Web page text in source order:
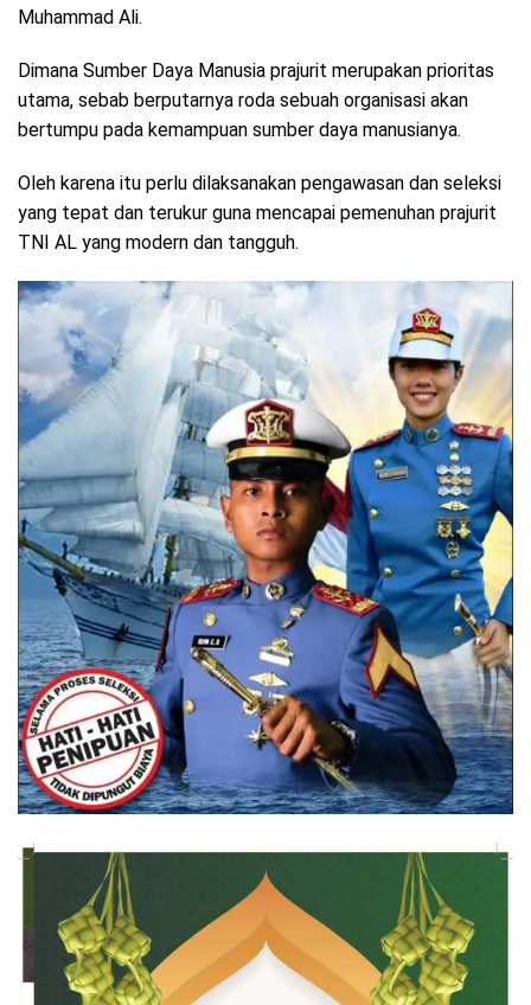
Muhammad Ali.
Dimana Sumber Daya Manusia prajurit merupakan prioritas
utama, sebab berputarnya roda sebuah organisasi akan
bertumpu pada kemampuan sumber daya manusianya.
Oleh karena itu perlu dilaksanakan pengawasan dan seleksi
yang tepat dan terukur guna mencapai pemenuhan prajurit
TNI AL yang modern dan tangguh.